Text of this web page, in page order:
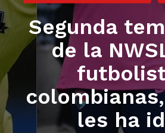
Segunda
de la
les ha